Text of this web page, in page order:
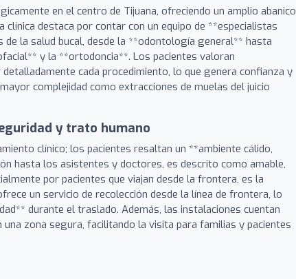
en el centro de Tijuana, ofreciendo un amplio abanico
destaca por contar con un equipo de **especialistas
la salud bucal, desde la **odontología general** hasta
y la **ortodoncia**. Los pacientes valoran
cada procedimiento, lo que genera confianza y
complejidad como extracciones de muelas del juicio
y trato humano
clínico; los pacientes resaltan un **ambiente cálido,
hasta los asistentes y doctores, es descrito como amable,
por pacientes que viajan desde la frontera, es la
un servicio de recolección desde la línea de frontera, lo
durante el traslado. Además, las instalaciones cuentan
zona segura, facilitando la visita para familias y pacientes